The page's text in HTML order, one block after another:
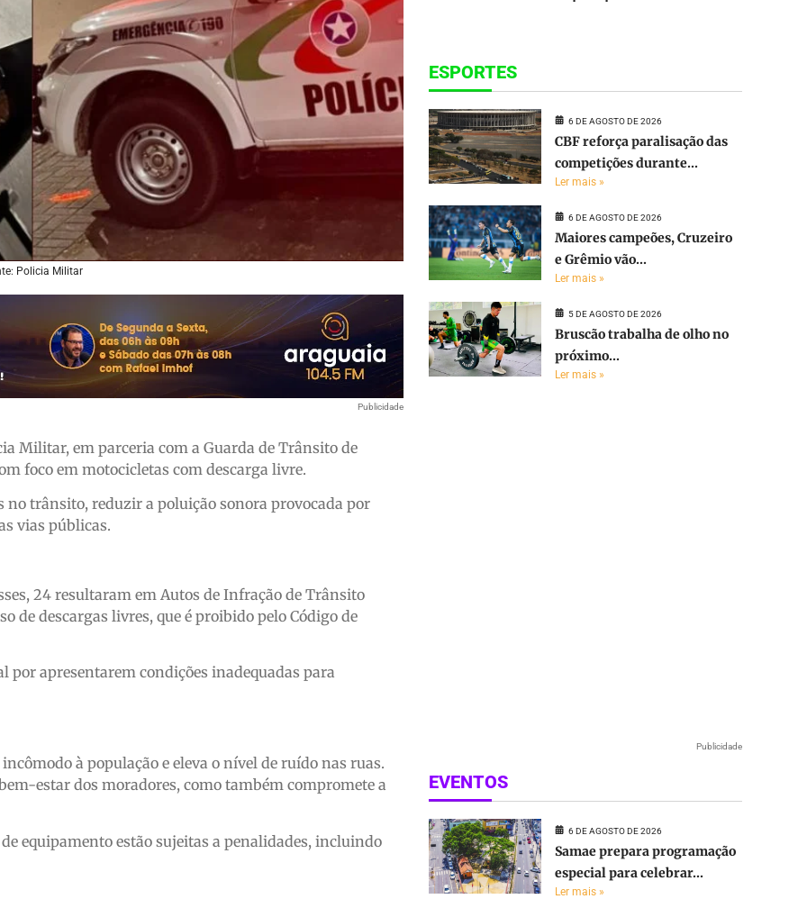
Policia Militar
Publicidade
Militar, em parceria com a Guarda de Trânsito de
foco em motocicletas com descarga livre.
trânsito, reduzir a poluição sonora provocada por
vias públicas.
24 resultaram em Autos de Infração de Trânsito
de descargas livres, que é proibido pelo Código de
por apresentarem condições inadequadas para
à população e eleva o nível de ruído nas ruas.
estar dos moradores, como também compromete a
equipamento estão sujeitas a penalidades, incluindo
ESPORTES
6 DE AGOSTO DE 2026
CBF reforça paralisação das
competições durante...
Ler mais »
6 DE AGOSTO DE 2026
Maiores campeões, Cruzeiro
e Grêmio vão...
Ler mais »
5 DE AGOSTO DE 2026
Bruscão trabalha de olho no
próximo...
Ler mais »
Publicidade
EVENTOS
6 DE AGOSTO DE 2026
Samae prepara programação
especial para celebrar...
Ler mais »